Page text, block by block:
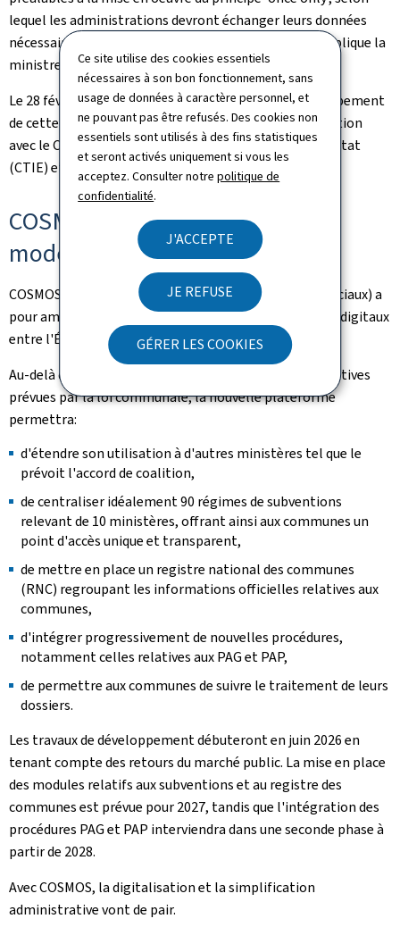
Ce site utilise des cookies essentiels
nécessaires à son bon fonctionnement, sans
usage de données à caractère personnel, et
ne pouvant pas être refusés. Des cookies non
essentiels sont utilisés à des fins statistiques
et seront activés uniquement si vous les
acceptez. Consulter notrepolitique de
confidentialité.
J'ACCEPTE
JE REFUSE
GÉRER LES COOKIES
lequel les administrations devront échanger leurs données
nécessaires à l'occasion d'une démarche concrète", explique la
ministre de la Digitalisation, Stéphanie Obertin.
Le 28 février, l'avis du marché public relatif au développement
de cette plateforme a été publié, en étroite collaboration
avec le Centre des technologies de l'information de l'État
(CTIE) et le ministère de la Digitalisation.
COSMOS: une plateforme
modernisée
COSMOS (communes, syndicats, ministères, offices sociaux) a
pour ambition de devenir le pôle central des échanges digitaux
entre l'État et le secteur communal.
Au-delà de la gestion actuelle des décisions administratives
prévues par la loi communale, la nouvelle plateforme
permettra:
d'étendre son utilisation à d'autres ministères tel que le
prévoit l'accord de coalition,
de centraliser idéalement 90 régimes de subventions
relevant de 10 ministères, offrant ainsi aux communes un
point d'accès unique et transparent,
de mettre en place un registre national des communes
(RNC) regroupant les informations officielles relatives aux
communes,
d'intégrer progressivement de nouvelles procédures,
notamment celles relatives aux PAG et PAP,
de permettre aux communes de suivre le traitement de leurs
dossiers.
Les travaux de développement débuteront en juin 2026 en
tenant compte des retours du marché public. La mise en place
des modules relatifs aux subventions et au registre des
communes est prévue pour 2027, tandis que l'intégration des
procédures PAG et PAP interviendra dans une seconde phase à
partir de 2028.
Avec COSMOS, la digitalisation et la simplification
administrative vont de pair.